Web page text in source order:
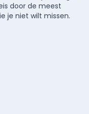
door de meest
je niet wilt missen.